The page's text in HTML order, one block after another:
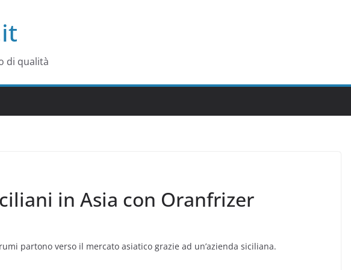
di qualità
in Asia con Oranfrizer
partono verso il mercato asiatico grazie ad un’azienda siciliana.